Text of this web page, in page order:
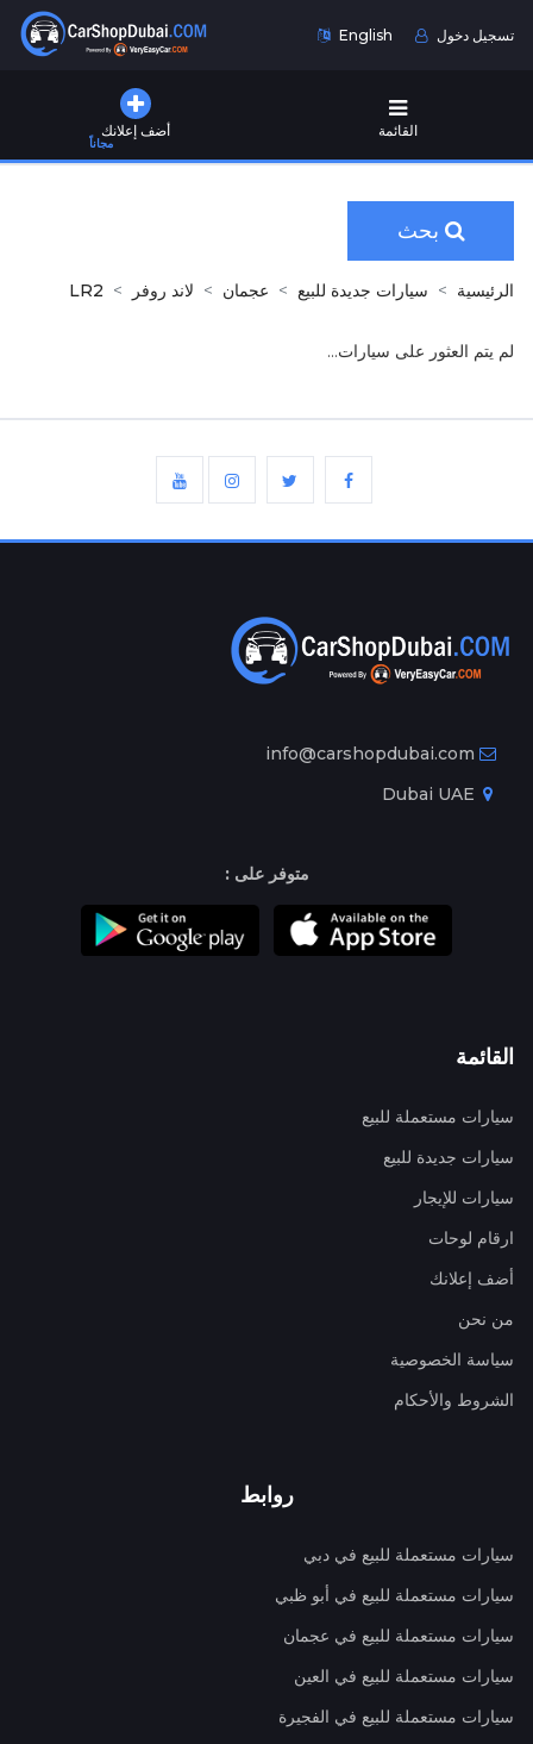
English تسجيل دخول
أضف إعلانك
مجاناً
القائمة
بحث
الرئيسية سيارات جديدة للبيع عجمان لاند روفر LR2
لم يتم العثور على سيارات...
info@carshopdubai.com
متوفر على :
القائمة
سيارات مستعملة للبيع
سيارات جديدة للبيع
سيارات للإيجار
ارقام لوحات
أضف إعلانك
من نحن
سياسة الخصوصية
الشروط والأحكام
روابط
سيارات مستعملة للبيع في دبي
سيارات مستعملة للبيع في أبو ظبي
سيارات مستعملة للبيع في عجمان
سيارات مستعملة للبيع في العين
سيارات مستعملة للبيع في الفجيرة